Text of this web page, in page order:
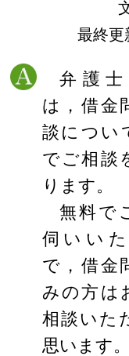
最終更
弁護
は，借金
談につい
でご相談
ります。
無料で
伺いい
で，借金
みの方は
相談いた
思います。